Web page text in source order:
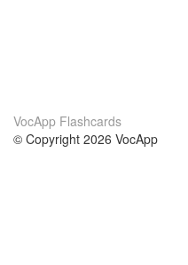
VocApp Flashcards
© Copyright 2026 VocApp